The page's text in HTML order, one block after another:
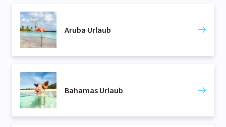
Aruba Urlaub
Bahamas Urlaub